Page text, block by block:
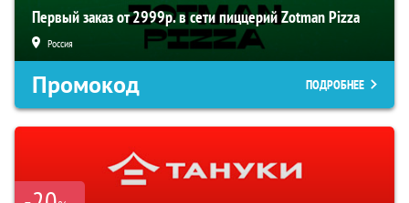
Первый заказ от 2999р. в сети пиццерий Zotman Pizza
Россия
Промокод ПОДРОБНЕЕ